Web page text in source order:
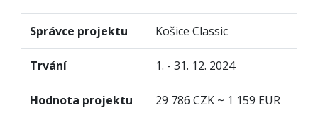
Správce projektu Košice Classic
Trvání 1. - 31. 12. 2024
Hodnota projektu 29 786 CZK ~ 1 159 EUR